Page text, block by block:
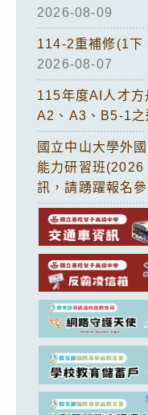
2026-08-09
114-2重補修(1下
2026-08-07
115年度AI人才方
A2、A3、B5-1之
國立中山大學外
能力研習班
訊，請踴躍報名參